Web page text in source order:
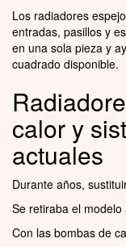
Los radiadores
entradas, pasillos y
en una sola pieza y
cuadrado disponible.
calor y
actuales
Durante años,
Se retiraba el
Con las bombas de